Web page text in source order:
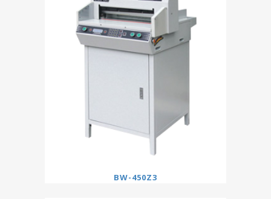
BW-450Z3